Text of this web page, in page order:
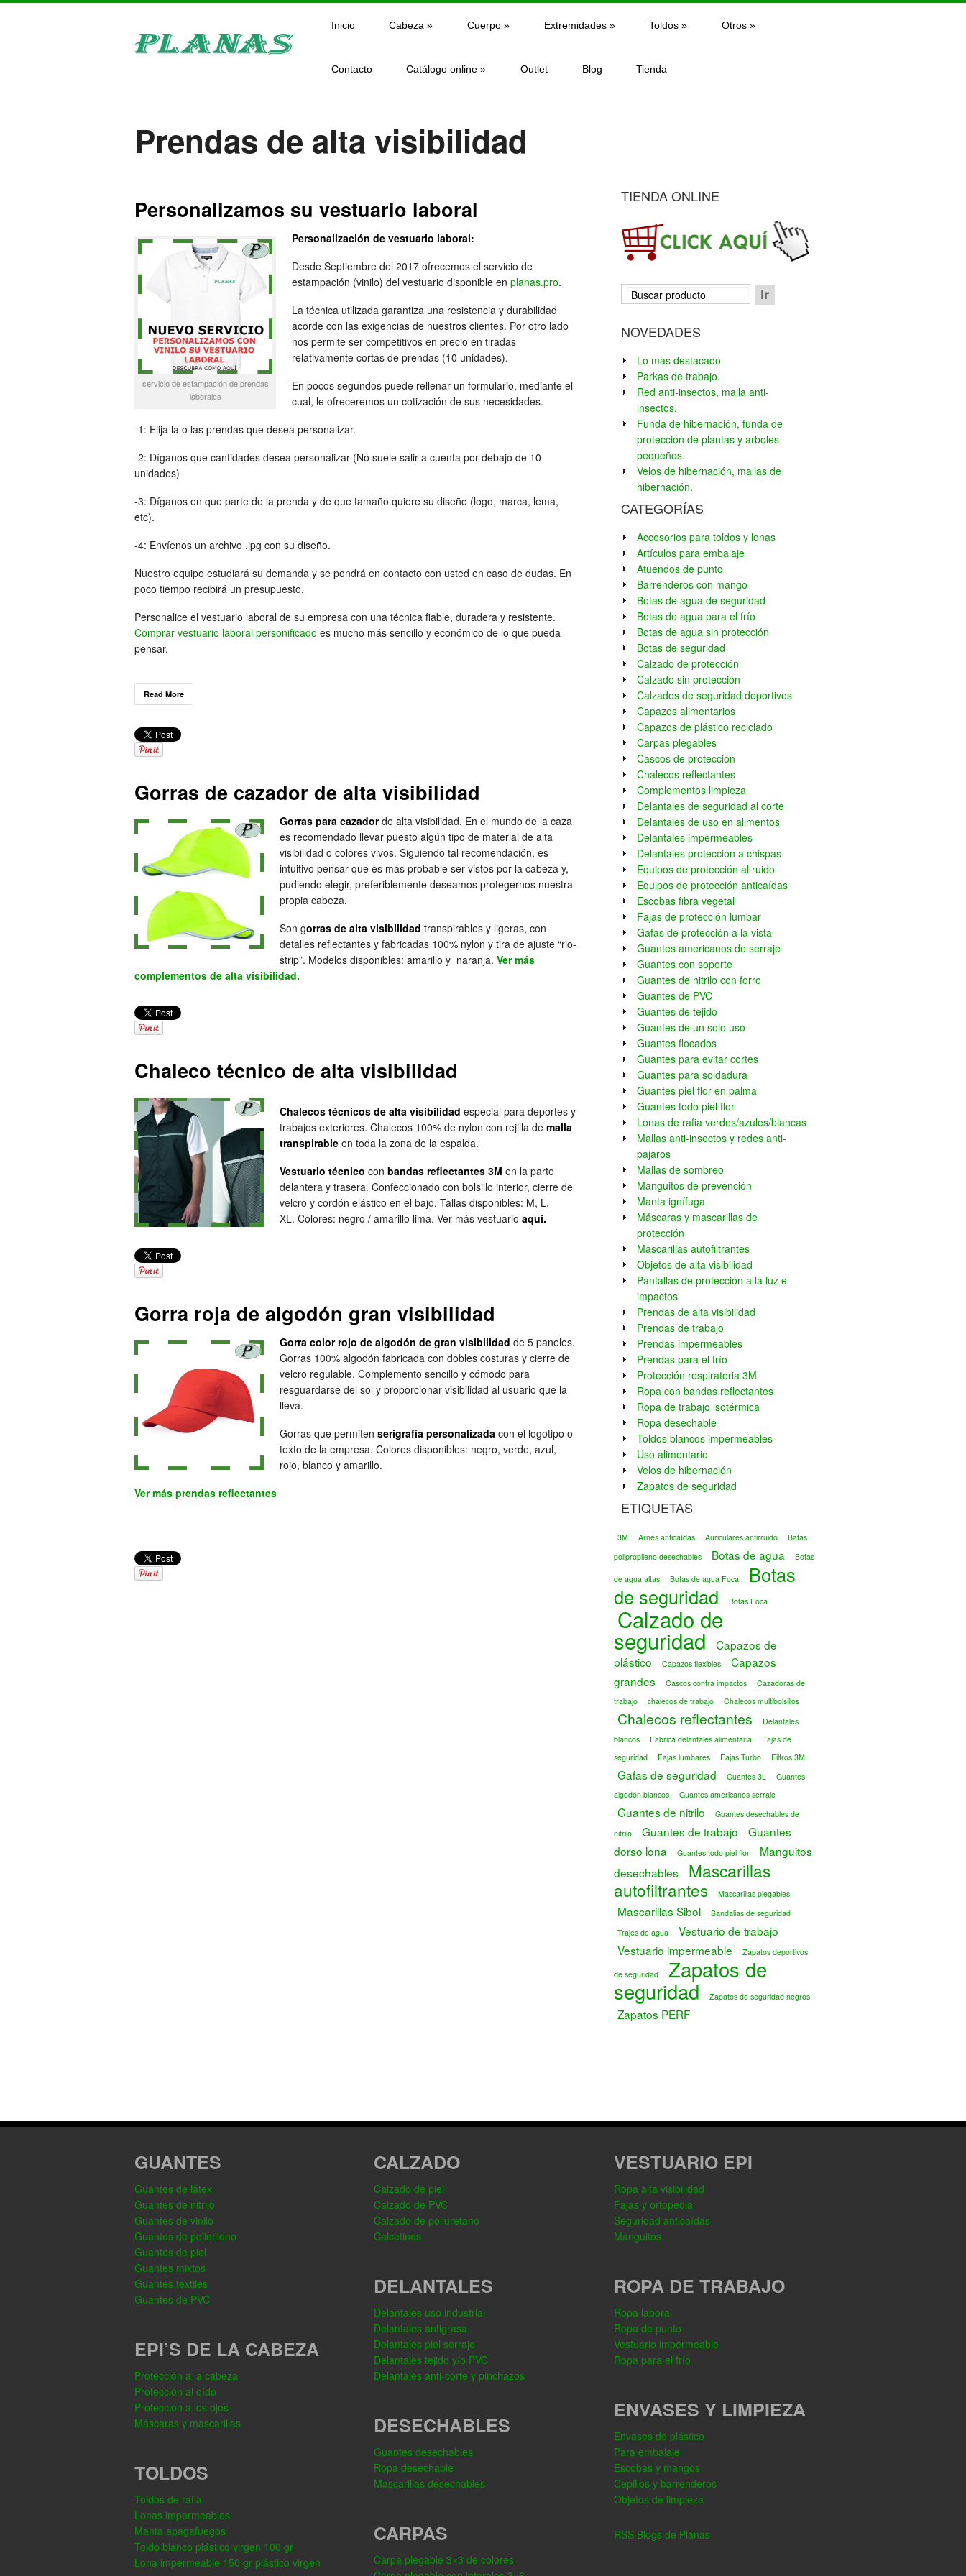
Inicio Cabeza » Cuerpo» Extremidades» Toldos » Otros»
Contacto Catálogo online » Outlet Blog Tienda
Prendas de alta visibilidad
Personalizamos su vestuario laboral
servicio de estampación de prendas
laborales
Personalización de vestuario laboral:
Desde Septiembre del 2017 ofrecemos el servicio de
estampación (vinilo) del vestuario disponible en planas.pro.
La técnica utilizada garantiza una resistencia y durabilidad
acorde con las exigencias de nuestros clientes. Por otro lado
nos permite ser competitivos en precio en tiradas
relativamente cortas de prendas (10 unidades).
En pocos segundos puede rellenar un formulario, mediante el
cual, le ofreceremos un cotización de sus necesidades.
-1: Elija la o las prendas que desea personalizar.
-2: Díganos que cantidades desea personalizar (No suele salir a cuenta por debajo de 10
unidades)
-3: Díganos en que parte de la prenda y de que tamaño quiere su diseño (logo, marca, lema,
etc).
-4: Envíenos un archivo .jpg con su diseño.
Nuestro equipo estudiará su demanda y se pondrá en contacto con usted en caso de dudas. En
poco tiempo recibirá un presupuesto.
Personalice el vestuario laboral de su empresa con una técnica fiable, duradera y resistente.
Comprar vestuario laboral personificado es mucho más sencillo y económico de lo que pueda
pensar.
Read More
Gorras de cazador de alta visibilidad
Gorras para cazadorde alta visibilidad. En el mundo de la caza
es recomendado llevar puesto algún tipo de material de alta
visibilidad o colores vivos. Siguiendo tal recomendación, es
intuitivo pensar que es más probable ser vistos por la cabeza y,
pudiendo elegir, preferiblemente deseamos protegernos nuestra
propia cabeza.
Son gorras de alta visibilidad transpirables y ligeras, con
detalles reflectantes y fabricadas 100% nylon y tira de ajuste “rio-
strip”. Modelos disponibles: amarillo y naranja. Ver más
complementos de alta visibilidad.
Chaleco técnico de alta visibilidad
Chalecos técnicos de alta visibilidad especial para deportes y
trabajos exteriores. Chalecos 100% de nylon con rejilla de malla
transpirable en toda la zona de la espalda.
Vestuario técnico con bandas reflectantes 3M en la parte
delantera y trasera. Confeccionado con bolsillo interior, cierre de
velcro y cordón elástico en el bajo. Tallas disponibles: M, L,
XL. Colores: negro / amarillo lima. Ver más vestuario aquí.
Gorra roja de algodón gran visibilidad
Gorra color rojo de algodón de gran visibilidad de 5 paneles.
Gorras 100% algodón fabricada con dobles costuras y cierre de
velcro regulable. Complemento sencillo y cómodo para
resguardarse del sol y proporcionar visibilidad al usuario que la
lleva.
Gorras que permiten serigrafía personalizada con el logotipo o
texto de la empresa. Colores disponibles: negro, verde, azul,
rojo, blanco y amarillo.
Ver más prendas reflectantes
TIENDA ONLINE
NOVEDADES
Lo más destacado
Parkas de trabajo.
Red anti-insectos, malla anti-
insectos.
Funda de hibernación, funda de
protección de plantas y arboles
pequeños.
Velos de hibernación, mallas de
hibernación.
CATEGORÍAS
Accesorios para toldos y lonas
Artículos para embalaje
Atuendos de punto
Barrenderos con mango
Botas de agua de seguridad
Botas de agua para el frío
Botas de agua sin protección
Botas de seguridad
Calzado de protección
Calzado sin protección
Calzados de seguridad deportivos
Capazos alimentarios
Capazos de plástico reciclado
Carpas plegables
Cascos de protección
Chalecos reflectantes
Complementos limpieza
Delantales de seguridad al corte
Delantales de uso en alimentos
Delantales impermeables
Delantales protección a chispas
Equipos de protección al ruido
Equipos de protección anticaídas
Escobas fibra vegetal
Fajas de protección lumbar
Gafas de protección a la vista
Guantes americanos de serraje
Guantes con soporte
Guantes de nitrilo con forro
Guantes de PVC
Guantes de tejido
Guantes de un solo uso
Guantes flocados
Guantes para evitar cortes
Guantes para soldadura
Guantes piel flor en palma
Guantes todo piel flor
Lonas de rafia verdes/azules/blancas
Mallas anti-insectos y redes anti-
pajaros
Mallas de sombreo
Manguitos de prevención
Manta ignífuga
Máscaras y mascarillas de
protección
Mascarillas autofiltrantes
Objetos de alta visibilidad
Pantallas de protección a la luz e
impactos
Prendas de alta visibilidad
Prendas de trabajo
Prendas impermeables
Prendas para el frío
Protección respiratoria 3M
Ropa con bandas reflectantes
Ropa de trabajo isotérmica
Ropa desechable
Toldos blancos impermeables
Uso alimentario
Velos de hibernación
Zapatos de seguridad
ETIQUETAS
3M Arnés anticaídas Auriculares antirruido
Batas
polipropileno desechables
Botas de agua Botas
de agua altas Botas de agua Foca
Botas
de seguridad
Botas Foca
Calzado de
seguridad
Capazos de
plástico
Capazos flexibles
Capazos
grandes
Cascos contra impactos
Cazadoras de
trabajo
chalecos de trabajo Chalecos multibolsillos
Chalecos reflectantes
Delantales
blancos
Fabrica delantales alimentaria
Fajas de
seguridad
Fajas lumbares Fajas Turbo Filtros 3M
Gafas de seguridad Guantes 3L
Guantes
algodón blancos
Guantes americanos serraje
Guantes de nitrilo
Guantes desechables de
nitrilo
Guantes de trabajo
Guantes
dorso lona
Guantes todo piel flor
Manguitos
desechables
Mascarillas
autofiltrantes
Mascarillas plegables
Mascarillas Sibol
Sandalias de seguridad
Trajes de agua
Vestuario de trabajo
Vestuario impermeable
Zapatos deportivos
de seguridad Zapatos de
seguridad Zapatos de seguridad negros
Zapatos PERF
GUANTES
Guantes de látex
Guantes de nitrilo
Guantes de vinilo
Guantes de polietileno
Guantes de piel
Guantes mixtos
Guantes textiles
Guantes de PVC
EPI’S DE LA CABEZA
Protección a la cabeza
Protección al oído
Protección a los ojos
Máscaras y mascarillas
TOLDOS
Toldos de rafia
Lonas impermeables
Manta apagafuegos
Toldo blanco plástico virgen 100 gr
Lona impermeable 150 gr plástico virgen
CALZADO
Calzado de piel
Calzado de PVC
Calzado de poliuretano
Calcetines
DELANTALES
Delantales uso industrial
Delantales antigrasa
Delantales piel serraje
Delantales tejido y/o PVC
Delantales anti-corte y pinchazos
DESECHABLES
Guantes desechables
Ropa desechable
Mascarillas desechables
CARPAS
Carpa plegable 3×3 de colores
VESTUARIO EPI
Ropa alta visibilidad
Fajas y ortopedia
Seguridad anticaídas
Manguitos
ROPA DE TRABAJO
Ropa laboral
Ropa de punto
Vestuario impermeable
Ropa para el frío
ENVASES Y LIMPIEZA
Envases de plástico
Para embalaje
Escobas y mangos
Cepillos y barrenderos
Objetos de limpieza
RSS Blogs de Planas